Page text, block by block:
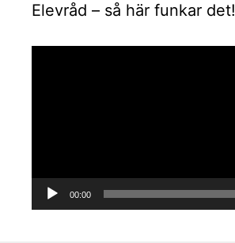
Elevråd – så här funkar det!
00:00